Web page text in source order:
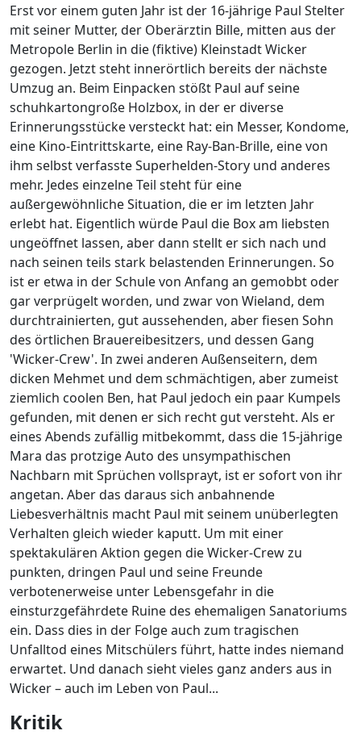
Erst vor einem guten Jahr ist der 16-jährige Paul Stelter
mit seiner Mutter, der Oberärztin Bille, mitten aus der
Metropole Berlin in die (fiktive) Kleinstadt Wicker
gezogen. Jetzt steht innerörtlich bereits der nächste
Umzug an. Beim Einpacken stößt Paul auf seine
schuhkartongroße Holzbox, in der er diverse
Erinnerungsstücke versteckt hat: ein Messer, Kondome,
eine Kino-Eintrittskarte, eine Ray-Ban-Brille, eine von
ihm selbst verfasste Superhelden-Story und anderes
mehr. Jedes einzelne Teil steht für eine
außergewöhnliche Situation, die er im letzten Jahr
erlebt hat. Eigentlich würde Paul die Box am liebsten
ungeöffnet lassen, aber dann stellt er sich nach und
nach seinen teils stark belastenden Erinnerungen. So
ist er etwa in der Schule von Anfang an gemobbt oder
gar verprügelt worden, und zwar von Wieland, dem
durchtrainierten, gut aussehenden, aber fiesen Sohn
des örtlichen Brauereibesitzers, und dessen Gang
'Wicker-Crew'. In zwei anderen Außenseitern, dem
dicken Mehmet und dem schmächtigen, aber zumeist
ziemlich coolen Ben, hat Paul jedoch ein paar Kumpels
gefunden, mit denen er sich recht gut versteht. Als er
eines Abends zufällig mitbekommt, dass die 15-jährige
Mara das protzige Auto des unsympathischen
Nachbarn mit Sprüchen vollsprayt, ist er sofort von ihr
angetan. Aber das daraus sich anbahnende
Liebesverhältnis macht Paul mit seinem unüberlegten
Verhalten gleich wieder kaputt. Um mit einer
spektakulären Aktion gegen die Wicker-Crew zu
punkten, dringen Paul und seine Freunde
verbotenerweise unter Lebensgefahr in die
einsturzgefährdete Ruine des ehemaligen Sanatoriums
ein. Dass dies in der Folge auch zum tragischen
Unfalltod eines Mitschülers führt, hatte indes niemand
erwartet. Und danach sieht vieles ganz anders aus in
Wicker – auch im Leben von Paul...
Kritik